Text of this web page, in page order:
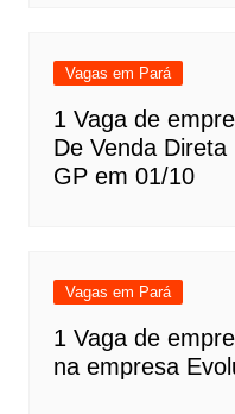
Vagas em Pará
1 Vaga de
De Venda
GP em 01/10
Vagas em Pará
1 Vaga de
na empresa